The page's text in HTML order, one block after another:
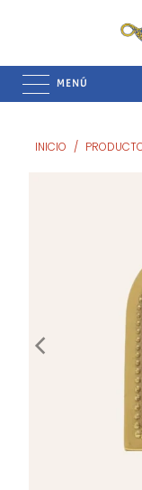
MENÚ
INICIO /